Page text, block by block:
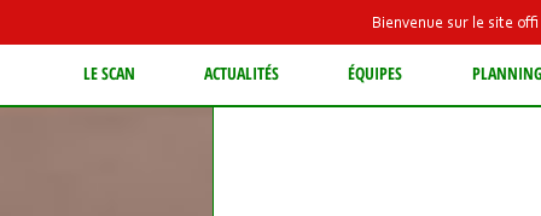
Bienvenue sur le site
LE SCAN ACTUALITÉS ÉQUIPES